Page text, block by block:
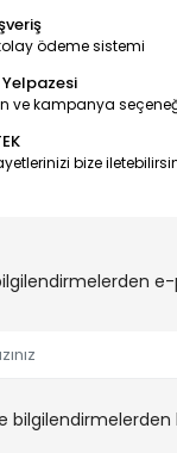
ödeme sistemi
Yelpazesi
ve kampanya
bize